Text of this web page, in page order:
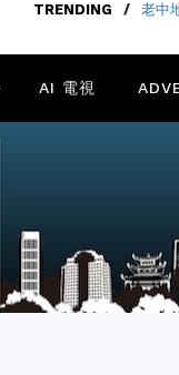
TRENDING / 老中
AI 電視